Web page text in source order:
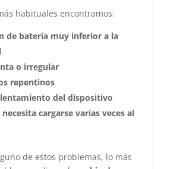
habituales encontramos:
de batería muy inferior a la
o irregular
repentinos
del dispositivo
cargarse varias veces al
de estos problemas, lo más